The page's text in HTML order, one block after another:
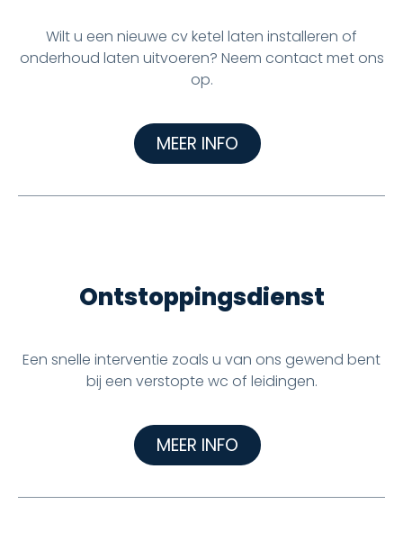
Wilt u een nieuwe cv ketel laten installeren of
onderhoud laten uitvoeren? Neem contact met ons
op.
MEER INFO
Ontstoppingsdienst
Een snelle interventie zoals u van ons gewend bent
bij een verstopte wc of leidingen.
MEER INFO